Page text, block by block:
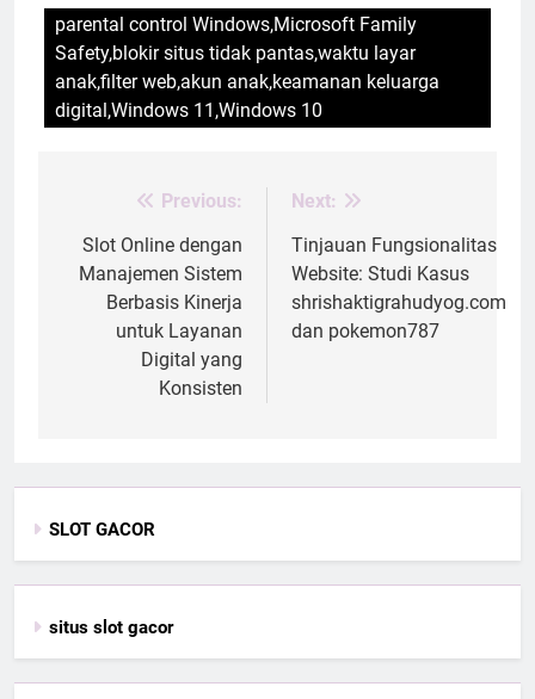
parental control Windows,Microsoft Family
Safety,blokir situs tidak pantas,waktu layar
anak,filter web,akun anak,keamanan keluarga
digital,Windows 11,Windows 10
navigation
Previous:
Slot Online dengan
Manajemen Sistem
Berbasis Kinerja
untuk Layanan
Digital yang
Konsisten
Next:
Tinjauan Fungsionalitas
Website: Studi Kasus
shrishaktigrahudyog.com
dan pokemon787
SLOT GACOR
situs slot gacor